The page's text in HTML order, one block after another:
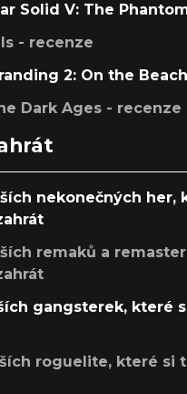
Solid V: The
- recenze
2: On the
Dark Ages - recenze
nekonečných her,
remaků a
gangsterek, které
roguelite, které si